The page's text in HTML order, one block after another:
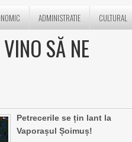
ADMINISTRATIE CULTURAL
SĂ NE
Petrecerile se țin lant la
Vaporașul Șoimuș!